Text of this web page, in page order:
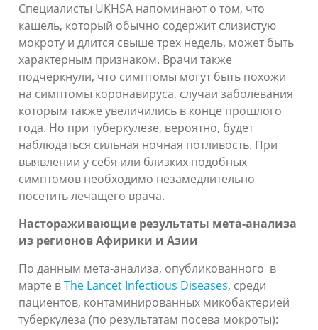
Специалисты UKHSA напоминают о том, что
кашель, который обычно содержит слизистую
мокроту и длится свыше трех недель, может быть
характерным признаком. Врачи также
подчеркнули, что симптомы могут быть похожи
на симптомы коронавируса, случаи заболевания
которым также увеличились в конце прошлого
года. Но при туберкулезе, вероятно, будет
наблюдаться сильная ночная потливость. При
выявлении у себя или близких подобных
симптомов необходимо незамедлительно
посетить лечащего врача.
Настораживающие результаты мета-анализа
из регионов Афирики и Азии
По данным мета-анализа, опубликованного в
марте вThe Lancet Infectious Diseases, среди
пациентов, контаминированных микобактерией
туберкулеза (по результатам посева мокроты):